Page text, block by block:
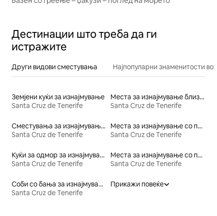
Дестинации што треба да ги
истражите
Други видови сместувања Најпопуларни знаменитости во
Земјени куќи за изнајмување
Santa Cruz de Tenerife
Места за изнајмување близу ски-патека
Santa Cruz de Tenerife
Сместувања за изнајмување со кревет со пристапна висина
Santa Cruz de Tenerife
Места за изнајмување со појадок
Santa Cruz de Tenerife
Куќи за одмор за изнајмување
Santa Cruz de Tenerife
Места за изнајмување со пристап до плажа
Santa Cruz de Tenerife
Соби со бања за изнајмување
Santa Cruz de Tenerife
Прикажи повеќе